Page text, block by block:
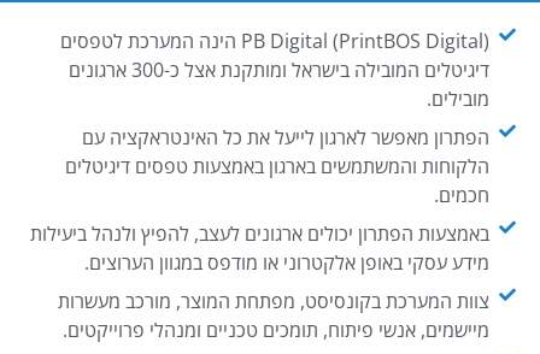
PB Digital (PrintBOS Digital) הינה המערכת לטפסים
דיגיטלים המובילה בישראל ומותקנת אצל כ-300 ארגונים
מובילים.
הפתרון מאפשר לארגון לייעל את כל האינטראקציה עם
הלקוחות והמשתמשים בארגון באמצעות טפסים דיגיטלים
חכמים.
באמצעות הפתרון יכולים ארגונים לעצב, להפיץ ולנהל ביעילות
מידע עסקי באופן אלקטרוני או מודפס במגוון הערוצים.
צוות המערכת בקונסיסט, מפתחת המוצר, מורכב מעשרות
מיישמים, אנשי פיתוח, תומכים טכניים ומנהלי פרוייקטים.